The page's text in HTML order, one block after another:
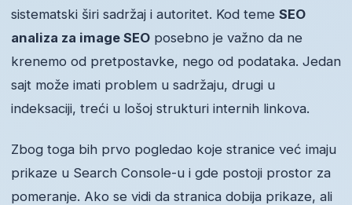
sistematski širi sadržaj i autoritet. Kod teme SEO
analiza za image SEO posebno je važno da ne
krenemo od pretpostavke, nego od podataka. Jedan
sajt može imati problem u sadržaju, drugi u
indeksaciji, treći u lošoj strukturi internih linkova.
Zbog toga bih prvo pogledao koje stranice već imaju
prikaze u Search Console-u i gde postoji prostor za
pomeranje. Ako se vidi da stranica dobija prikaze, ali